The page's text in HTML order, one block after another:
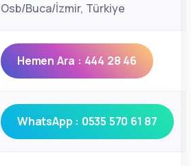
Osb/Buca/İzmir, Türkiye
Hemen Ara : 444 28 46
WhatsApp : 0535 570 61 87